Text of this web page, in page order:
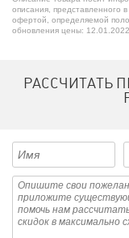
Направленные бра
Бра из алюминия
описания, представленного
офертой, определяемой
обновления цены: 12.01.2022
РАССЧИТАТЬ